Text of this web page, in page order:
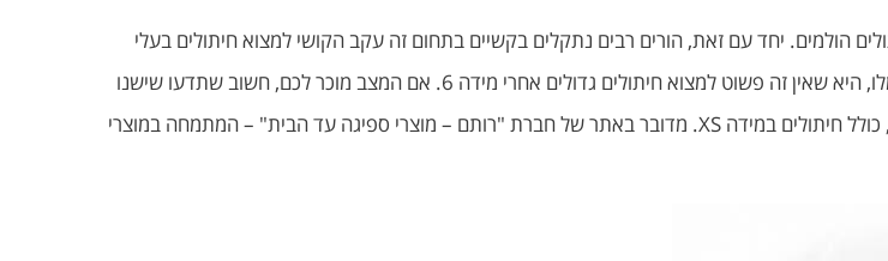
הולמים. יחד עם זאת, הורים רבים נתקלים בקשיים בתחום זה עקב הקושי למצוא חיתולים בעלי
רמת ספיגה מספקת. כמו כן, אחת הבעיות שמופיעות אצל ילדים גדולים שטרם נגמלו, היא שאין זה פשוט למצוא חיתולים גדולים אחרי מידה 6. אם המצב מוכר לכם, חשוב שתדעו שישנו
אתר ברשת המציע חיתולים טובים במיוחד שהביאו פתרון שלם להורים וילדים רבים, כולל חיתולים במידה XS. מדובר באתר של חברת "רותם – מוצרי ספיגה עד הבית" – המתמחה במוצרי